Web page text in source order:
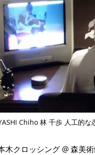
Chiho 林 千歩 人工的
木クロッシング @ 森美